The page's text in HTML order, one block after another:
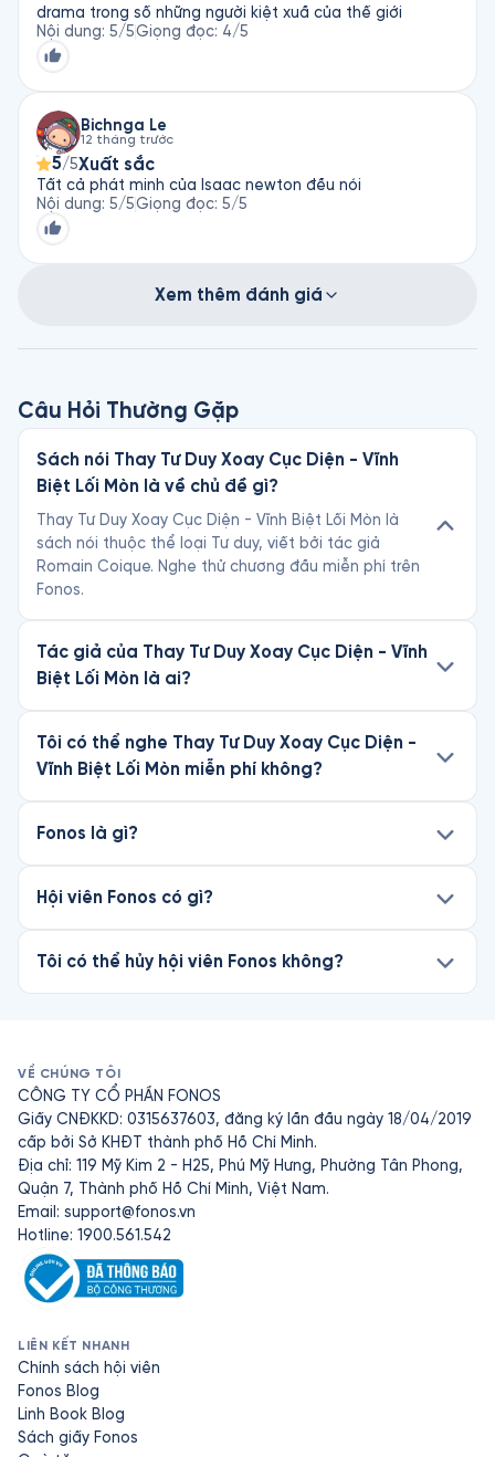
drama trong số những người kiệt xuầ của thế giới
Nội dung: 5/5Giọng đọc: 4/5
Bichnga Le
12 tháng trước
5/5Xuất sắc
Tất cả phát minh của Isaac newton đều nói
Nội dung: 5/5Giọng đọc: 5/5
Xem thêm đánh giá
Câu Hỏi Thường Gặp
Sách nói Thay Tư Duy Xoay Cục Diện - Vĩnh
Biệt Lối Mòn là về chủ đề gì?
Thay Tư Duy Xoay Cục Diện - Vĩnh Biệt Lối Mòn là
sách nói thuộc thể loại Tư duy, viết bởi tác giả
Romain Coique. Nghe thử chương đầu miễn phí trên
Fonos.
Tác giả của Thay Tư Duy Xoay Cục Diện - Vĩnh
Biệt Lối Mòn là ai?
Tôi có thể nghe Thay Tư Duy Xoay Cục Diện -
Vĩnh Biệt Lối Mòn miễn phí không?
Fonos là gì?
Hội viên Fonos có gì?
Tôi có thể hủy hội viên Fonos không?
VỀ CHÚNG TÔI
CÔNG TY CỔ PHẦN FONOS
Giấy CNĐKKD: 0315637603, đăng ký lần đầu ngày 18/04/2019
cấp bởi Sở KHĐT thành phố Hồ Chí Minh.
Địa chỉ: 119 Mỹ Kim 2 - H25, Phú Mỹ Hưng, Phường Tân Phong,
Quận 7, Thành phố Hồ Chí Minh, Việt Nam.
Email: support@fonos.vn
Hotline: 1900.561.542
LIÊN KẾT NHANH
Chính sách hội viên
Fonos Blog
Linh Book Blog
Sách giấy Fonos